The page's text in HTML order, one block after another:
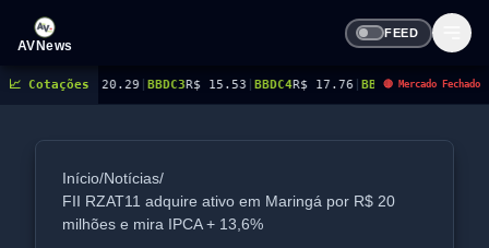
AVNews
FEED
📈 Cotações
20.29|BBDC3 R$ 15.53|BBDC4 R$ 17.76|BBSE3 R$ 41.10| BEES3R$ 8.77|
🔴 Mercado Fechado
Início/Notícias/
FII RZAT11 adquire ativo em Maringá por R$ 20
milhões e mira IPCA + 13,6%